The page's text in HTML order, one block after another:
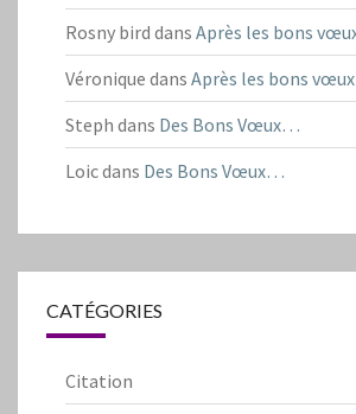
Rosny bird dans Après les bons
Véronique dans Après les bons
Steph dans Des Bons Vœux…
Loicdans Des Bons Vœux…
CATÉGORIES
Citation